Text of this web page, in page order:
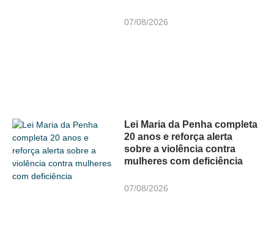
07/08/2026
Lei Maria da Penha completa
20 anos e reforça alerta
sobre a violência contra
mulheres com deficiência
07/08/2026